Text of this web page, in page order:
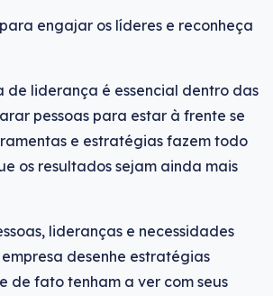
engajar os líderes e reconheça
de liderança é essencial dentro das
pessoas para estar à frente se
e estratégias fazem todo
os resultados sejam ainda mais
lideranças e necessidades
desenhe estratégias
de fato tenham a ver com seus